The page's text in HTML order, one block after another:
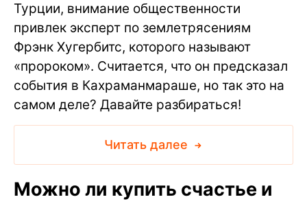
Турции, внимание общественности
привлек эксперт по землетрясениям
Фрэнк Хугербитс, которого называют
«пророком». Считается, что он предсказал
события в Кахраманмараше, но так это на
самом деле? Давайте разбираться!
Читать далее
Можно ли купить счастье и